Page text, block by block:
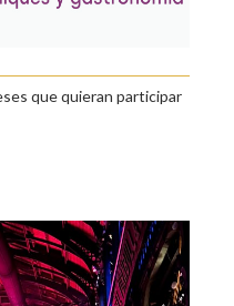
que quieran participar